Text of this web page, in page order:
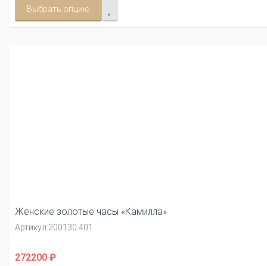
Выбрать опцию
Женские золотые часы «Камилла»
Артикул:200130.401
272200 ₽